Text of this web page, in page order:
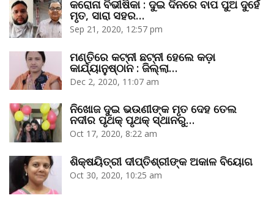
କରୋନା ବିଭୀଷିକା : ଦୁଇ ଦିନରେ ବାପ ପୁଅ ଦୁହେଁ
ମୃତ, ସାରା ସହର…
Sep 21, 2020, 12:57 pm
ମଣ୍ତିରେ କଟ୍‌ନୀ ଛଟ୍‌ନୀ ହେଲେ କଡ଼ା
କାର୍ଯ୍ୟାନୁଷ୍ଠାନ : ଜିଲ୍ଲା…
Dec 2, 2020, 11:07 am
ନିଖୋଜ ଦୁଇ ଭଉଣୀଙ୍କ ମୃତ ଦେହ ତେଲ
ନଦୀର ପୃଥକ୍‌ ପୃଥକ୍‌ ସ୍ଥାନରୁ…
Oct 17, 2020, 8:22 am
ଶିକ୍ଷୟିତ୍ରୀ ଦୀପ୍ତିଶ୍ରୀଙ୍କ ଅକାଳ ବିୟୋଗ
Oct 30, 2020, 10:25 am